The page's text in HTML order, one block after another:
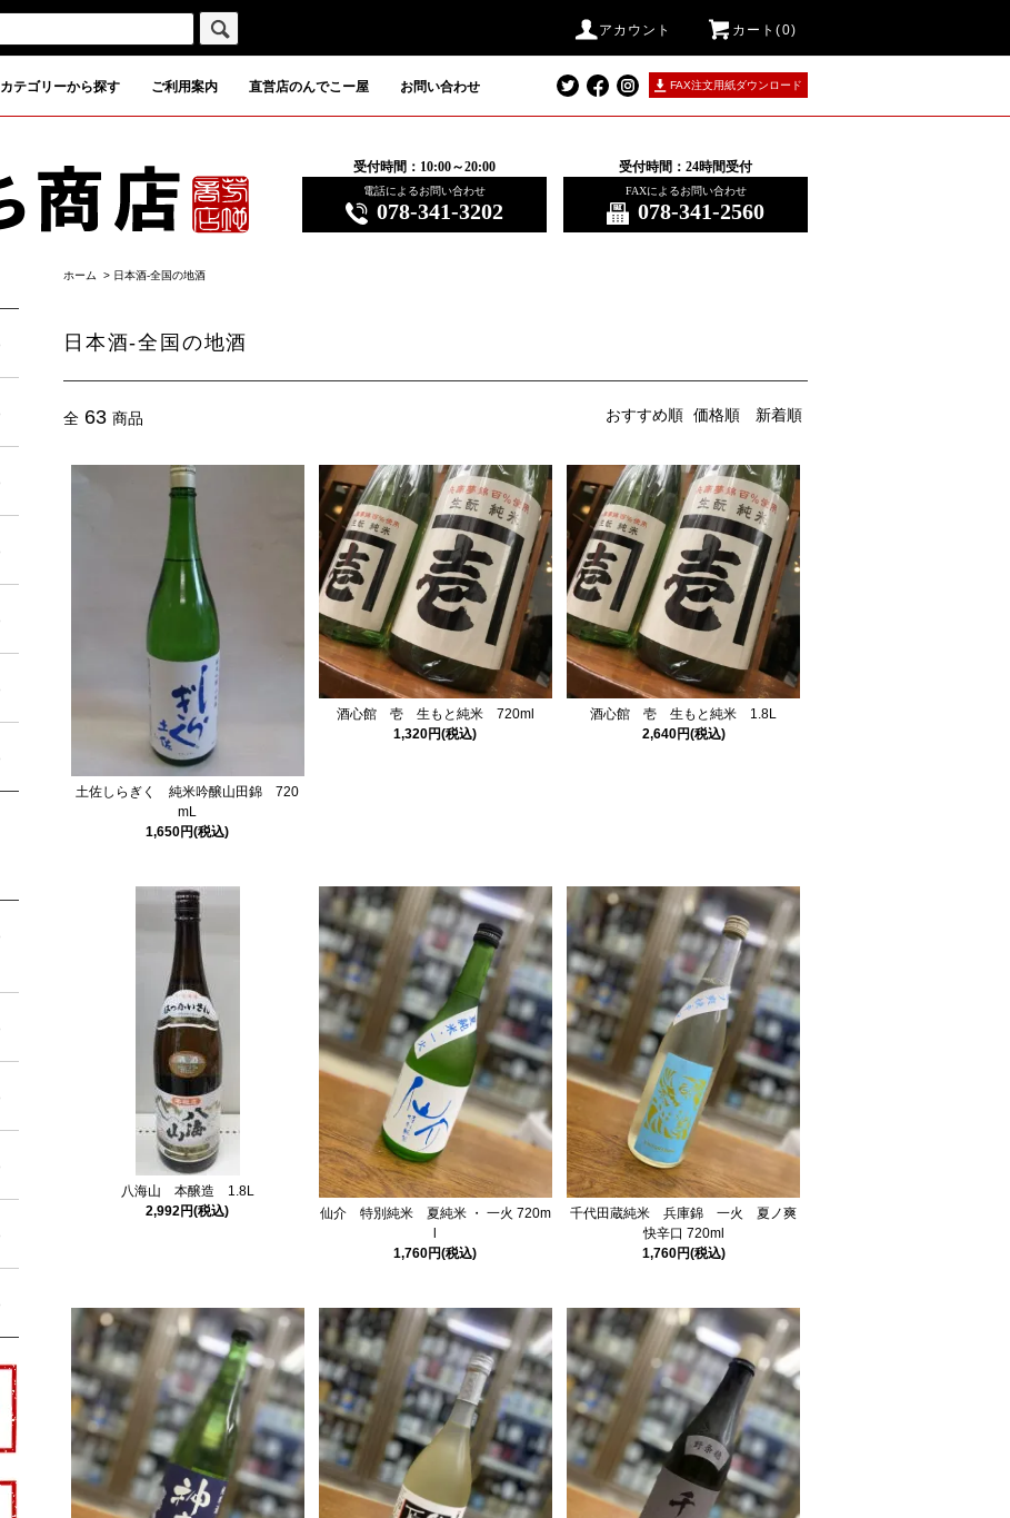
アカウント カート(0)
カテゴリーから探す ご利用案内 直営店のんでこー屋 お問い合わせ FAX注文用紙ダウンロード
受付時間：10:00～20:00
電話によるお問い合わせ
078-341-3202
受付時間：24時間受付
FAXによるお問い合わせ
078-341-2560
ホーム > 日本酒-全国の地酒
日本酒-全国の地酒
全 63 商品 おすすめ順 価格順 新着順
土佐しらぎく 純米吟醸山田錦 720
mL
1,650円(税込)
酒心館 壱 生もと純米 720ml
1,320円(税込)
酒心館 壱 生もと純米 1.8L
2,640円(税込)
八海山 本醸造 1.8L
2,992円(税込)
仙介 特別純米 夏純米 ・ 一火 720m
1,760円(税込)
千代田蔵純米 兵庫錦 一火 夏ノ爽
快辛口 720ml
1,760円(税込)